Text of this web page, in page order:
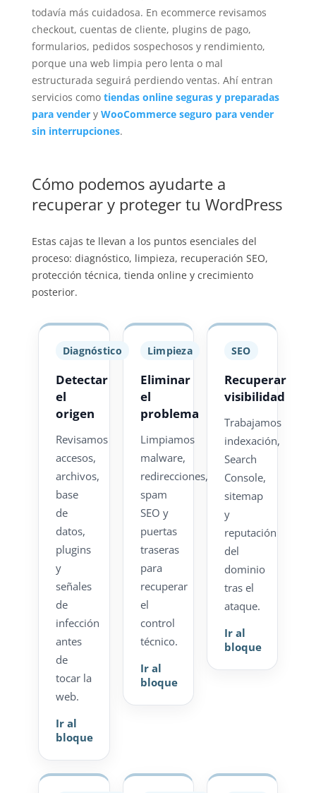
todavía más cuidadosa. En ecommerce revisamos
checkout, cuentas de cliente, plugins de pago,
formularios, pedidos sospechosos y rendimiento,
porque una web limpia pero lenta o mal
estructurada seguirá perdiendo ventas. Ahí entran
servicios como tiendas online seguras y preparadas
para vendery WooCommerce seguro para vender
sin interrupciones.
Cómo podemos ayudarte a
recuperar y proteger tu WordPress
Estas cajas te llevan a los puntos esenciales del
proceso: diagnóstico, limpieza, recuperación SEO,
protección técnica, tienda online y crecimiento
posterior.
Diagnóstico
Detectar
el
origen
Revisamos
accesos,
archivos,
base
de
datos,
plugins
y
señales
de
infección
antes
de
tocar la
web.
Ir al
bloque
Limpieza
Eliminar
el
problema
Limpiamos
malware,
redirecciones,
spam
SEO y
puertas
traseras
para
recuperar
el
control
técnico.
Ir al
bloque
SEO
Recuperar
visibilidad
Trabajamos
indexación,
Search
Console,
sitemap
y
reputación
del
dominio
tras el
ataque.
Ir al
bloque